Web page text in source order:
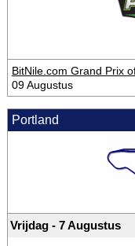
BitNile.com Grand Prix
09 Augustus
Portland
Vrijdag - 7 Augustus